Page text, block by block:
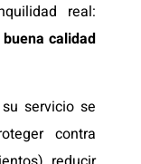
real:
calidad
servicio se
contra